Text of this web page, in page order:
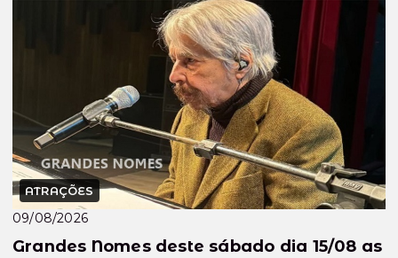
ATRAÇÕES
09/08/2026
Grandes Nomes deste sábado dia 15/08 as